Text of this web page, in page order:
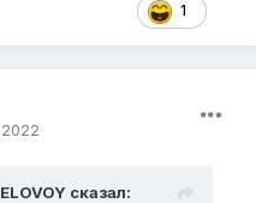
1
сказал: